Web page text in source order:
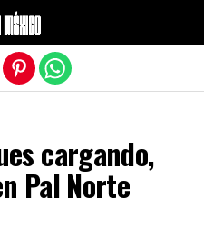
cargando,
Pal Norte
móvil